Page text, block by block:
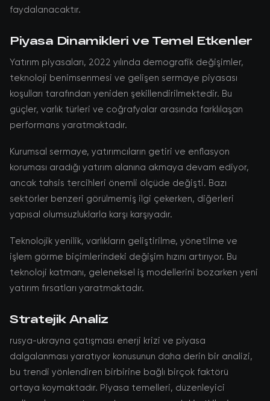
faydalanacaktır.
Piyasa Dinamikleri ve Temel Etkenler
Yatırım piyasaları, 2022 yılında demografik değişimler,
teknoloji benimsenmesi ve gelişen sermaye piyasası
koşulları tarafından yeniden şekillendirilmektedir. Bu
güçler, varlık türleri ve coğrafyalar arasında farklılaşan
performans yaratmaktadır.
Kurumsal sermaye, yatırımcıların getiri ve enflasyon
koruması aradığı yatırım alanına akmaya devam ediyor,
ancak tahsis tercihleri önemli ölçüde değişti. Bazı
sektörler benzeri görülmemiş ilgi çekerken, diğerleri
yapısal olumsuzluklarla karşı karşıyadır.
Teknolojik yenilik, varlıkların geliştirilme, yönetilme ve
işlem görme biçimlerindeki değişim hızını artırıyor. Bu
teknoloji katmanı, geleneksel iş modellerini bozarken yeni
yatırım fırsatları yaratmaktadır.
Stratejik Analiz
rusya-ukrayna çatışması enerji krizi ve piyasa
dalgalanması yaratıyor konusunun daha derin bir analizi,
bu trendi yönlendiren birbirine bağlı birçok faktörü
ortaya koymaktadır. Piyasa temelleri, düzenleyici